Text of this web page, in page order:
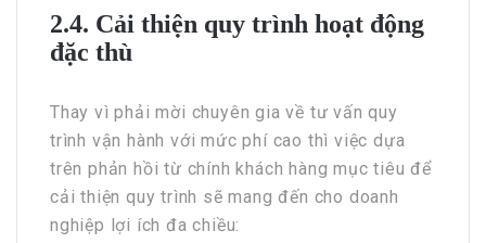
2.4. Cải thiện quy trình hoạt động
đặc thù
Thay vì phải mời chuyên gia về tư vấn quy
trình vận hành với mức phí cao thì việc dựa
trên phản hồi từ chính khách hàng mục tiêu để
cải thiện quy trình sẽ mang đến cho doanh
nghiệp lợi ích đa chiều: